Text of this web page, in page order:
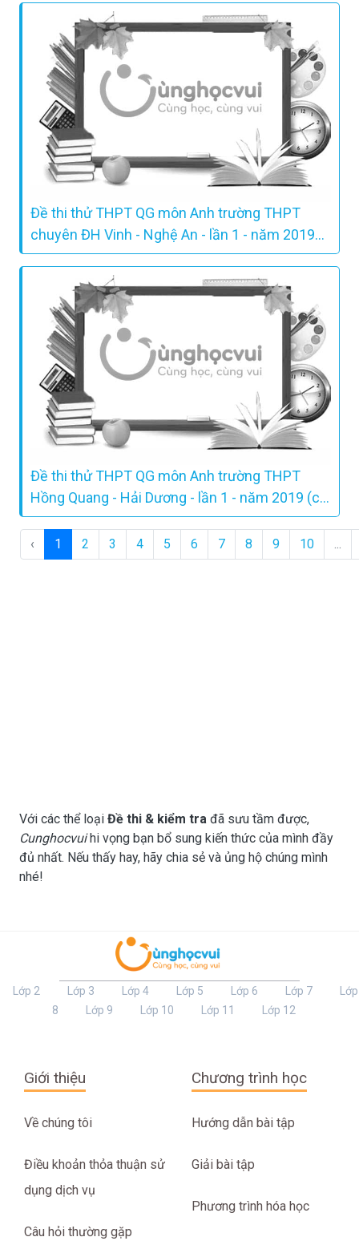
Đề thi thử THPT QG môn Anh trường THPT
chuyên ĐH Vinh - Nghệ An - lần 1 - năm 2019
(có lời giải chi tiết)
Đề thi thử THPT QG môn Anh trường THPT
Hồng Quang - Hải Dương - lần 1 - năm 2019 (có
lời giải chi tiết)
‹ 1 2 3 4 5 6 7 8 9 10 ...
Với các thể loại Đề thi & kiểm tra đã sưu tầm được,
Cunghocvuihi vọng bạn bổ sung kiến thức của mình đầy
đủ nhất. Nếu thấy hay, hãy chia sẻ và ủng hộ chúng mình
nhé!
Lớp 2 Lớp 3 Lớp 4 Lớp 5 Lớp 6 Lớp 7
Lớp
8
Lớp 9 Lớp 10 Lớp 11 Lớp 12
Giới thiệu
Về chúng tôi
Điều khoản thỏa thuận sử
dụng dịch vụ
Câu hỏi thường gặp
Chương trình học
Hướng dẫn bài tập
Giải bài tập
Phương trình hóa học